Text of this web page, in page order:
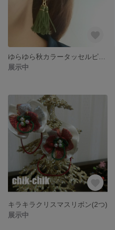
展示中
キラキラクリスマスリボン(2つ)
展示中